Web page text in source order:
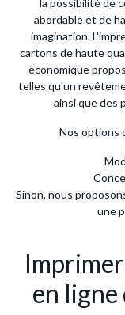
abordable et de
imagination.
cartons de haute
économique
telles qu'un
ainsi que des
Nos options
Sinon, nous
une
en ligne